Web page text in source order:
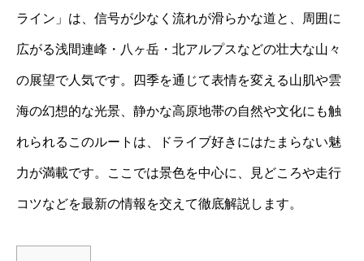
ライン」は、信号が少なく流れが滑らかな道と、周囲に
広がる浅間連峰・八ヶ岳・北アルプスなどの壮大な山々
の展望で人気です。四季を通じて表情を変える山肌や雲
海の幻想的な光景、静かな高原地帯の自然や文化にも触
れられるこのルートは、ドライブ好きにはたまらない魅
力が満載です。ここでは景色を中心に、見どころや走行
コツなどを最新の情報を交えて徹底解説します。